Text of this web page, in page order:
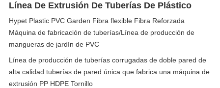
Línea De Extrusión De Tuberías De Plástico
Hypet Plastic PVC Garden Fibra flexible Fibra Reforzada
Máquina de fabricación de tuberías/Línea de producción de
mangueras de jardín de PVC
Línea de producción de tuberías corrugadas de doble pared de
alta calidad tuberías de pared única que fabrica una máquina de
extrusión PP HDPE Tornillo